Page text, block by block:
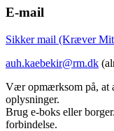
E-mail
Sikker mail (Kræver
auh.kaebekir@rm.dk
Vær opmærksom på, at
oplysninger.
Brug e-boks eller
forbindelse.